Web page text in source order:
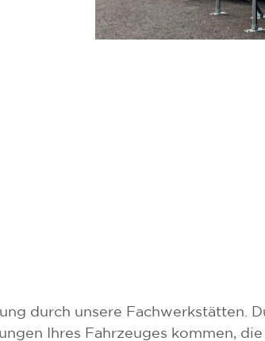
durch unsere Fachwerkstätten.
Ihres Fahrzeuges kommen,